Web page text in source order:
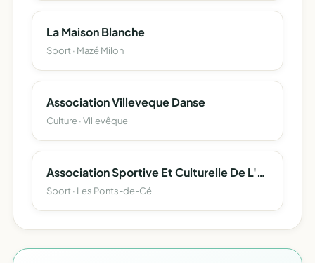
La Maison Blanche
Sport · Mazé Milon
Association Villeveque Danse
Culture · Villevêque
Association Sportive Et Culturelle De L'ecole Elementaire Raymond Renard
Sport · Les Ponts-de-Cé